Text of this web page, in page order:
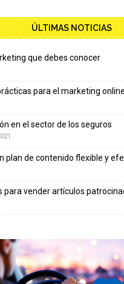
ÚLTIMAS NOTICIAS
que debes conocer
para el marketing online
en el sector de los seguros
plan de contenido flexible y
para vender artículos